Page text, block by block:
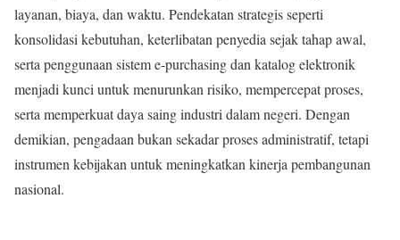
layanan, biaya, dan waktu. Pendekatan strategis seperti
konsolidasi kebutuhan, keterlibatan penyedia sejak tahap awal,
serta penggunaan sistem e-purchasing dan katalog elektronik
menjadi kunci untuk menurunkan risiko, mempercepat proses,
serta memperkuat daya saing industri dalam negeri. Dengan
demikian, pengadaan bukan sekadar proses administratif, tetapi
instrumen kebijakan untuk meningkatkan kinerja pembangunan
nasional.